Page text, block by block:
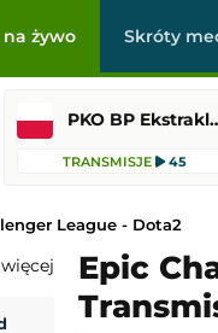
na żywo Skróty
PKO BP
TRANSMISJE 45
League - Dota2
więcej
Dynamo Kijów
Epic